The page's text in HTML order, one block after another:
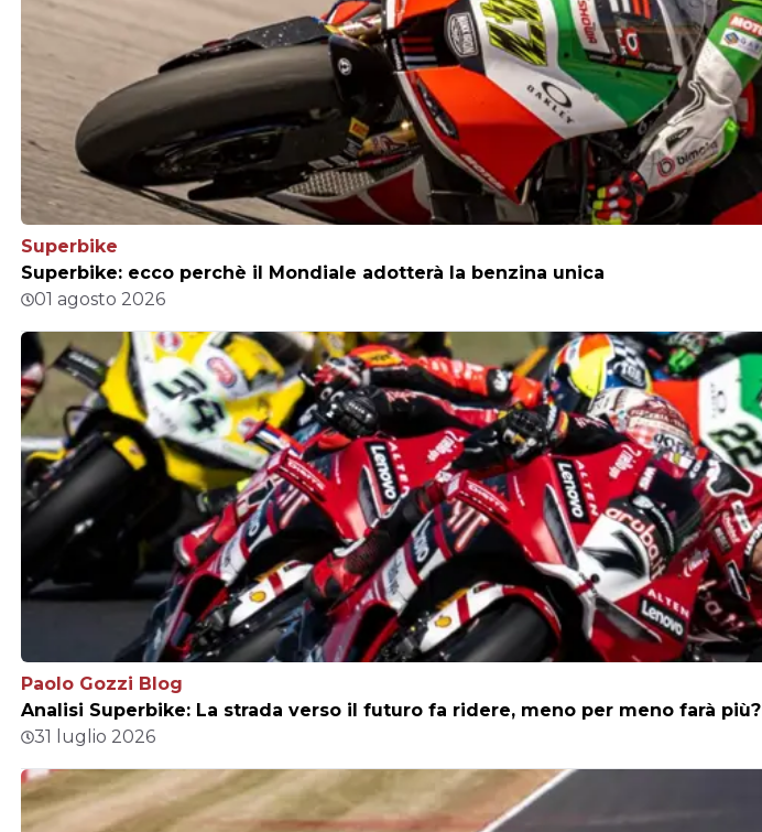
Superbike
Superbike: ecco perchè il Mondiale adotterà la benzina unica
01 agosto 2026
Paolo Gozzi Blog
Analisi Superbike: La strada verso il futuro fa ridere, meno per meno farà più?
31 luglio 2026